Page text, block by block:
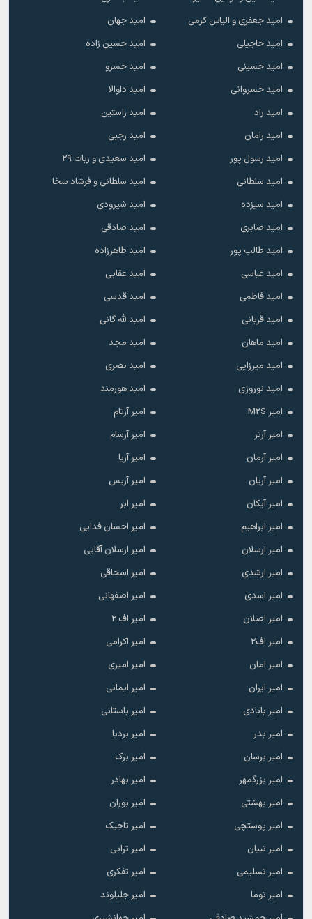
امید جعفری و الیاس کرمی
امید جهان
امید حاجیلی
امید حسین زاده
امید حسینی
امید خسرو
امید خسروانی
امید داوالا
امید راد
امید راستین
امید رامان
امید رجبی
امید رسول پور
امید سعیدی و ربات ۲۹
امید سلطانی
امید سلطانی و فرشاد سخا
امید سیزده
امید شیرودی
امید صابری
امید صادقی
امید طالب پور
امید طاهرزاده
امید عباسی
امید عقابی
امید فاطمی
امید قدسی
امید قربانی
امید لله گانی
امید ماهان
امید مجد
امید میرزایی
امید نصری
امید نوروزی
امید هورمند
امیر M2S
امیر آرتام
امیر آرتر
امیر آرسام
امیر آرمان
امیر آریا
امیر آریان
امیر آریس
امیر آیکان
امیر ابر
امیر ابراهیم
امیر احسان فدایی
امیر ارسلان
امیر ارسلان آقایی
امیر ارشدی
امیر اسحاقی
امیر اسدی
امیر اصفهانی
امیر اصلان
امیر اف ۲
امیر اف۲
امیر اکرامی
امیر امان
امیر امیری
امیر ایران
امیر ایمانی
امیر بابادی
امیر باستانی
امیر بدر
امیر بردیا
امیر برسان
امیر برک
امیر بزرگمهر
امیر بهادر
امیر بهشتی
امیر بوران
امیر پوستچی
امیر تاجیک
امیر تبیان
امیر ترابی
امیر تسلیمی
امیر تفکری
امیر توما
امیر جلیلوند